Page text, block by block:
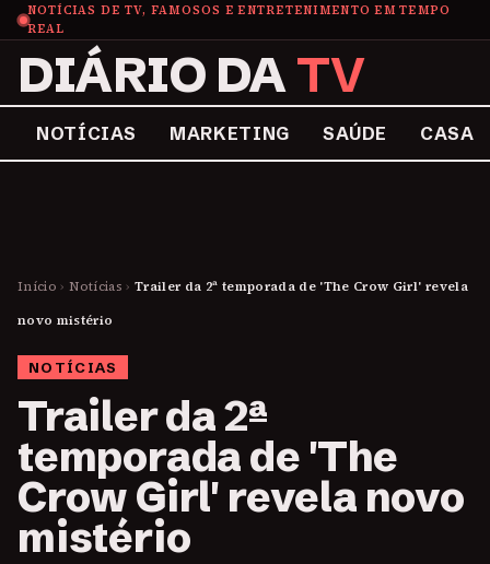
NOTÍCIAS DE TV, FAMOSOS E ENTRETENIMENTO EM TEMPO
REAL
DIÁRIO DATV
NOTÍCIAS MARKETING SAÚDE CASA
Início › Notícias › Trailer da 2ª temporada de 'The Crow Girl' revela
novo mistério
NOTÍCIAS
Trailer da 2ª
temporada de 'The
Crow Girl' revela novo
mistério